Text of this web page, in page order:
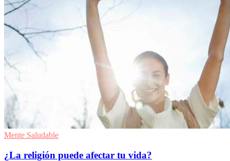
Mente Saludable
¿La religión puede afectar tu vida?